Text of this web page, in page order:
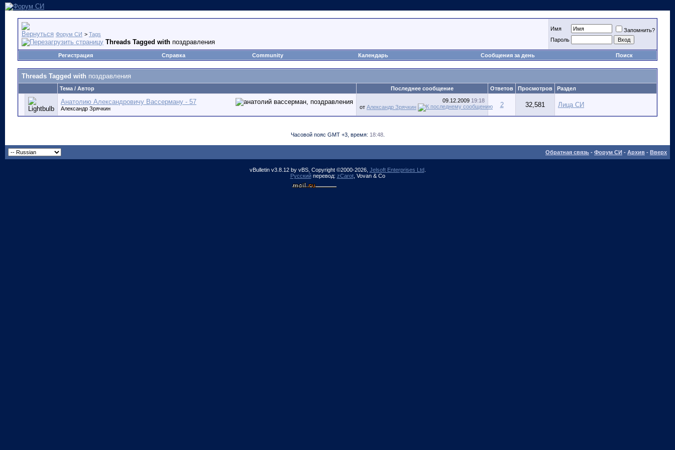
Форум СИ > Tags
Threads Tagged with поздравления
Имя
Запомнить?
Пароль
Регистрация Справка Community Календарь Сообщения за день Поиск
Threads Tagged with поздравления
Тема / Автор Последнее сообщение Ответов Просмотров Раздел
Анатолию Александровичу Вассерману - 57
Александр Зрячкин
09.12.2009 19:18
от Александр Зрячкин 2 32,581 Лица СИ
Часовой пояс GMT +3, время: 18:48.
Обратная связь - Форум СИ - Архив - Вверх
vBulletin v3.8.12 by vBS, Copyright ©2000-2026, Jelsoft Enterprises Ltd.
Русскийперевод: zCarot, Vovan & Co